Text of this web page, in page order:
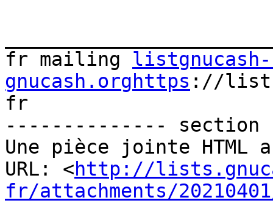
fr mailing
gnucash.orghttps ://
fr
-------------- section
Une pièce jointe
URL: <http://
fr/attachments/